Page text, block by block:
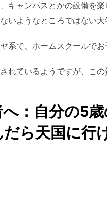
キャンパスとかの設備を
いようなところではない
系で、ホームスクールで
れているようですが、こ
へ：自分の5
だら天国に